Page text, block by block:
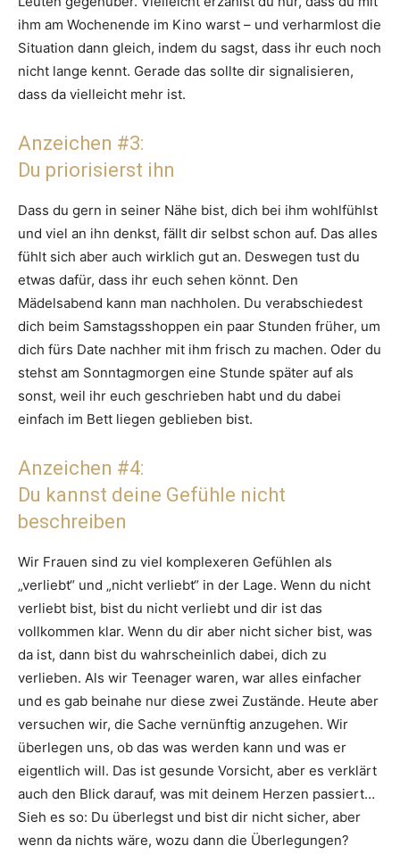
ihm am Wochenende im Kino warst – und verharmlost die
Situation dann gleich, indem du sagst, dass ihr euch noch
nicht lange kennt. Gerade das sollte dir signalisieren,
dass da vielleicht mehr ist.
Anzeichen #3:
Du priorisierst ihn
Dass du gern in seiner Nähe bist, dich bei ihm wohlfühlst
und viel an ihn denkst, fällt dir selbst schon auf. Das alles
fühlt sich aber auch wirklich gut an. Deswegen tust du
etwas dafür, dass ihr euch sehen könnt. Den
Mädelsabend kann man nachholen. Du verabschiedest
dich beim Samstagsshoppen ein paar Stunden früher, um
dich fürs Date nachher mit ihm frisch zu machen. Oder du
stehst am Sonntagmorgen eine Stunde später auf als
sonst, weil ihr euch geschrieben habt und du dabei
einfach im Bett liegen geblieben bist.
Anzeichen #4:
Du kannst deine Gefühle nicht
beschreiben
Wir Frauen sind zu viel komplexeren Gefühlen als
„verliebt“ und „nicht verliebt“ in der Lage. Wenn du nicht
verliebt bist, bist du nicht verliebt und dir ist das
vollkommen klar. Wenn du dir aber nicht sicher bist, was
da ist, dann bist du wahrscheinlich dabei, dich zu
verlieben. Als wir Teenager waren, war alles einfacher
und es gab beinahe nur diese zwei Zustände. Heute aber
versuchen wir, die Sache vernünftig anzugehen. Wir
überlegen uns, ob das was werden kann und was er
eigentlich will. Das ist gesunde Vorsicht, aber es verklärt
auch den Blick darauf, was mit deinem Herzen passiert…
Sieh es so: Du überlegst und bist dir nicht sicher, aber
wenn da nichts wäre, wozu dann die Überlegungen?